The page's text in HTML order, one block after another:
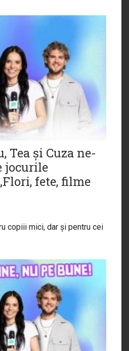
Tea și Cuza ne-
jocurile
fete, filme
copiii mici, dar și pentru cei